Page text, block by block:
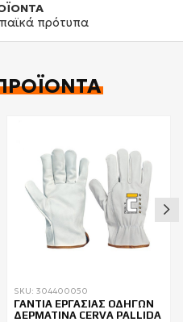
πρότυπα
SKU: 304400050
ΓΑΝΤΙΑ ΕΡΓΑΣΙΑΣ ΟΔΗΓΩΝ
ΔΕΡΜΑΤΙΝΑ CERVA PALLIDA